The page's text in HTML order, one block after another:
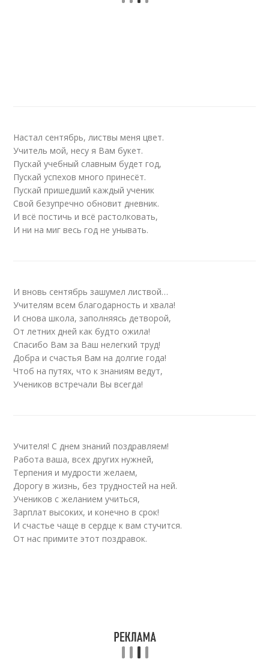
Настал сентябрь, листвы меня цвет.
Учитель мой, несу я Вам букет.
Пускай учебный славным будет год,
Пускай успехов много принесёт.
Пускай пришедший каждый ученик
Свой безупречно обновит дневник.
И всё постичь и всё растолковать,
И ни на миг весь год не унывать.
И вновь сентябрь зашумел листвой…
Учителям всем благодарность и хвала!
И снова школа, заполняясь детворой,
От летних дней как будто ожила!
Спасибо Вам за Ваш нелегкий труд!
Добра и счастья Вам на долгие года!
Чтоб на путях, что к знаниям ведут,
Учеников встречали Вы всегда!
Учителя! С днем знаний поздравляем!
Работа ваша, всех других нужней,
Терпения и мудрости желаем,
Дорогу в жизнь, без трудностей на ней.
Учеников с желанием учиться,
Зарплат высоких, и конечно в срок!
И счастье чаще в сердце к вам стучится.
От нас примите этот поздравок.